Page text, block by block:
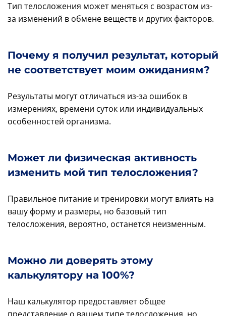
Тип телосложения может меняться с возрастом из-
за изменений в обмене веществ и других факторов.
Почему я получил результат, который
не соответствует моим ожиданиям?
Результаты могут отличаться из-за ошибок в
измерениях, времени суток или индивидуальных
особенностей организма.
Может ли физическая активность
изменить мой тип телосложения?
Правильное питание и тренировки могут влиять на
вашу форму и размеры, но базовый тип
телосложения, вероятно, останется неизменным.
Можно ли доверять этому
калькулятору на 100%?
Наш калькулятор предоставляет общее